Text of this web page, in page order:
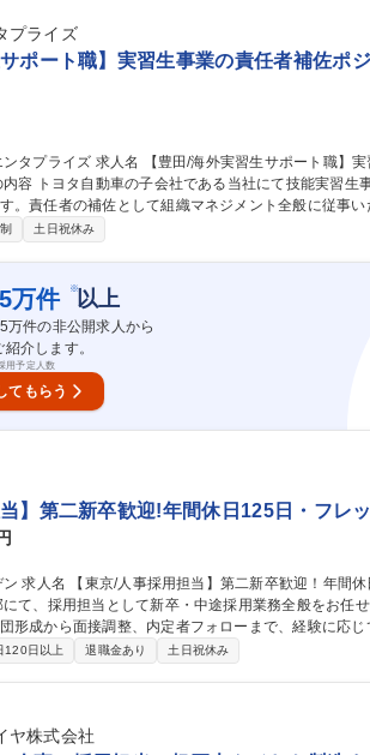
プライズ
サポート職】実習生事業の責任者補佐ポ
職】実習生事業の責任者補佐ポジショ
。責任者の補佐として組織マネジメント全般に従事
業務
者補佐ポジション＜未経験歓迎＞
土日祝休み
万件 ※以上
万件の非公開求人から
介します。
用予定人数
てもらう
当】第二新卒歓迎!年間休日125日・フレ
ス有◎ 仕事
て、採用担当として新卒・中途採用業務全般をお任
形成から面接調整、内定者フォローまで、経験に応
貢献できるポジションです。 募集職種 【東京/人事採用担当】第二新卒
レックス有◎
120日以上 退職金あり 土日祝休み
ヤ株式会社